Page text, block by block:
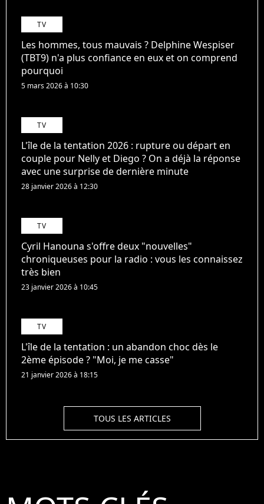
TV
Les hommes, tous mauvais ? Delphine Wespiser
(TBT9) n'a plus confiance en eux et on comprend
pourquoi
5 mars 2026 à 10:30
TV
L'île de la tentation 2026 : rupture ou départ en
couple pour Nelly et Diego ? On a déjà la réponse
avec une surprise de dernière minute
28 janvier 2026 à 12:30
TV
Cyril Hanouna s'offre deux "nouvelles"
chroniqueuses pour la radio : vous les connaissez
très bien
23 janvier 2026 à 10:45
TV
L'île de la tentation : un abandon choc dès le
2ème épisode ? "Moi, je me casse"
21 janvier 2026 à 18:15
TOUS LES ARTICLES